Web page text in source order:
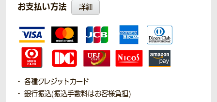
お支払い方法 詳細
各種クレジットカード
銀行振込(振込手数料はお客様負担)